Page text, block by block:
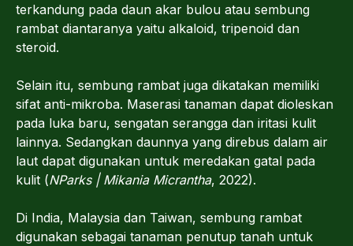
terkandung pada daun akar bulou atau sembung
rambat diantaranya yaitu alkaloid, tripenoid dan
steroid.
Selain itu, sembung rambat juga dikatakan memiliki
sifat anti-mikroba. Maserasi tanaman dapat dioleskan
pada luka baru, sengatan serangga dan iritasi kulit
lainnya. Sedangkan daunnya yang direbus dalam air
laut dapat digunakan untuk meredakan gatal pada
kulit (NParks | Mikania Micrantha, 2022).
Di India, Malaysia dan Taiwan, sembung rambat
digunakan sebagai tanaman penutup tanah untuk